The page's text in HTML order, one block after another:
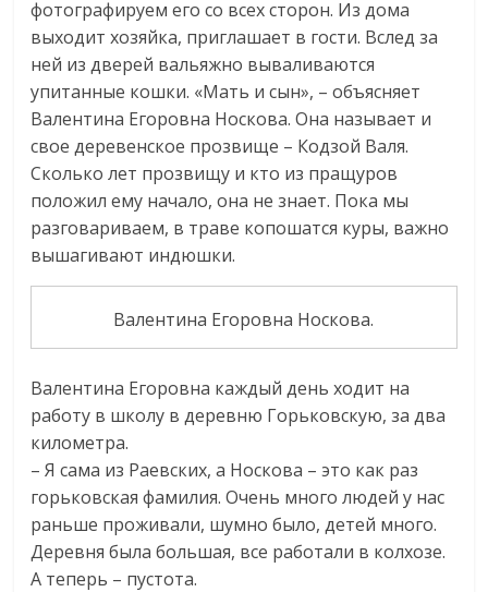
фотографируем его со всех сторон. Из дома
выходит хозяйка, приглашает в гости. Вслед за
ней из дверей вальяжно вываливаются
упитанные кошки. «Мать и сын», – объясняет
Валентина Егоровна Носкова. Она называет и
свое деревенское прозвище – Кодзой Валя.
Сколько лет прозвищу и кто из пращуров
положил ему начало, она не знает. Пока мы
разговариваем, в траве копошатся куры, важно
вышагивают индюшки.
Валентина Егоровна Носкова.
Валентина Егоровна каждый день ходит на
работу в школу в деревню Горьковскую, за два
километра.
– Я сама из Раевских, а Носкова – это как раз
горьковская фамилия. Очень много людей у нас
раньше проживали, шумно было, детей много.
Деревня была большая, все работали в колхозе.
А теперь – пустота.